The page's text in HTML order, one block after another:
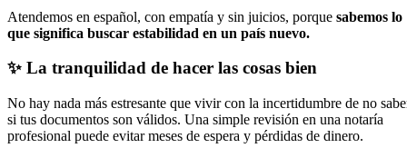
Atendemos en español, con empatía y sin juicios, porque sabemos lo
que significa buscar estabilidad en un país nuevo.
✨ La tranquilidad de hacer las cosas bien
No hay nada más estresante que vivir con la incertidumbre de no
si tus documentos son válidos. Una simple revisión en una notaría
profesional puede evitar meses de espera y pérdidas de dinero.